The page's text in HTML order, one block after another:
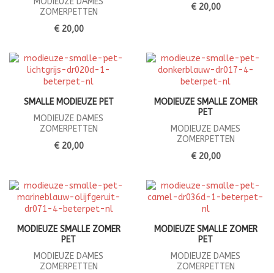
ZOMERPETTEN
€ 20,00
€ 20,00
SMALLE MODIEUZE PET
MODIEUZE DAMES
ZOMERPETTEN
€ 20,00
MODIEUZE SMALLE ZOMER
PET
MODIEUZE DAMES
ZOMERPETTEN
€ 20,00
MODIEUZE SMALLE ZOMER
PET
MODIEUZE DAMES
ZOMERPETTEN
MODIEUZE SMALLE ZOMER
PET
MODIEUZE DAMES
ZOMERPETTEN